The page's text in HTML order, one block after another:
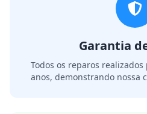
Garantia
Todos os reparos
anos, demonstrando nossa